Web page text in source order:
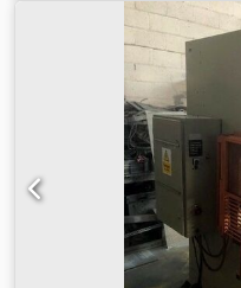
Aofcw Apoflef Breite